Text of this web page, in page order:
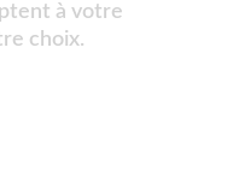
à votre
choix.